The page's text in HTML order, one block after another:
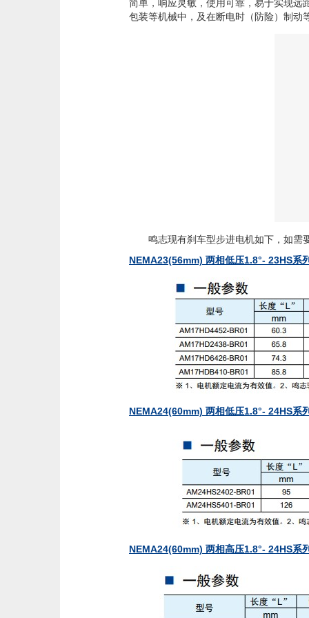
简单，响应灵敏，使用可靠，易于实现远
包装等机械中，及在断电时（防险）制动
鸣志现有刹车型步进电机如下，如需
NEMA23(56mm) 两相低压1.8°- 23HS系
NEMA24(60mm) 两相低压1.8°- 24HS系
NEMA24(60mm) 两相高压1.8°- 24HS系